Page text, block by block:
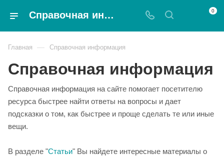
Справочная информация - Magnat 0
Главная — Справочная информация
Справочная информация
Справочная информация на сайте помогает посетителю
ресурса быстрее найти ответы на вопросы и дает
подсказки о том, как быстрее и проще сделать те или иные
вещи.
В разделе "Статьи" Вы найдете интересные материалы о